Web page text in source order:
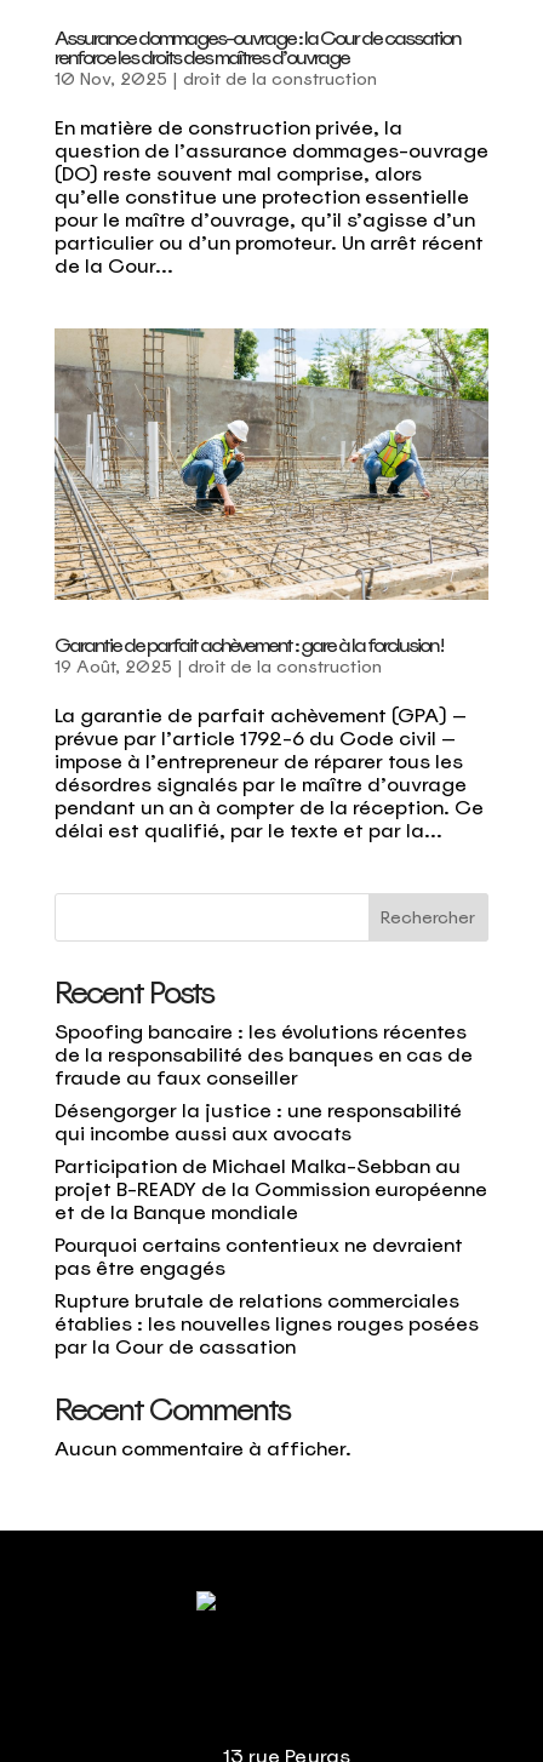
Assurance dommages-ouvrage : la Cour de cassation
renforce les droits des maîtres d’ouvrage
10 Nov, 2025 | droit de la construction
En matière de construction privée, la
question de l’assurance dommages-ouvrage
(DO) reste souvent mal comprise, alors
qu’elle constitue une protection essentielle
pour le maître d’ouvrage, qu’il s’agisse d’un
particulier ou d’un promoteur. Un arrêt récent
de la Cour...
Garantie de parfait achèvement : gare à la forclusion !
19 Août, 2025 | droit de la construction
La garantie de parfait achèvement (GPA) —
prévue par l’article 1792-6 du Code civil —
impose à l’entrepreneur de réparer tous les
désordres signalés par le maître d’ouvrage
pendant un an à compter de la réception. Ce
délai est qualifié, par le texte et par la...
Rechercher
Recent Posts
Spoofing bancaire : les évolutions récentes
de la responsabilité des banques en cas de
fraude au faux conseiller
Désengorger la justice : une responsabilité
qui incombe aussi aux avocats
Participation de Michael Malka-Sebban au
projet B-READY de la Commission européenne
et de la Banque mondiale
Pourquoi certains contentieux ne devraient
pas être engagés
Rupture brutale de relations commerciales
établies : les nouvelles lignes rouges posées
par la Cour de cassation
Recent Comments
Aucun commentaire à afficher.
13 rue Peyras